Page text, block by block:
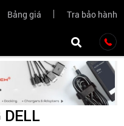
Bảng giá Tra bảo hành
DELL